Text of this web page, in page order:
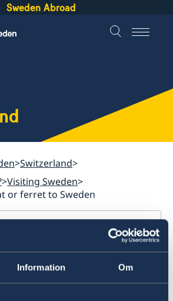
Information Om
Sweden Abroad
Switzerland
Visiting Sweden
or ferret to Sweden
dog, cat or ferret